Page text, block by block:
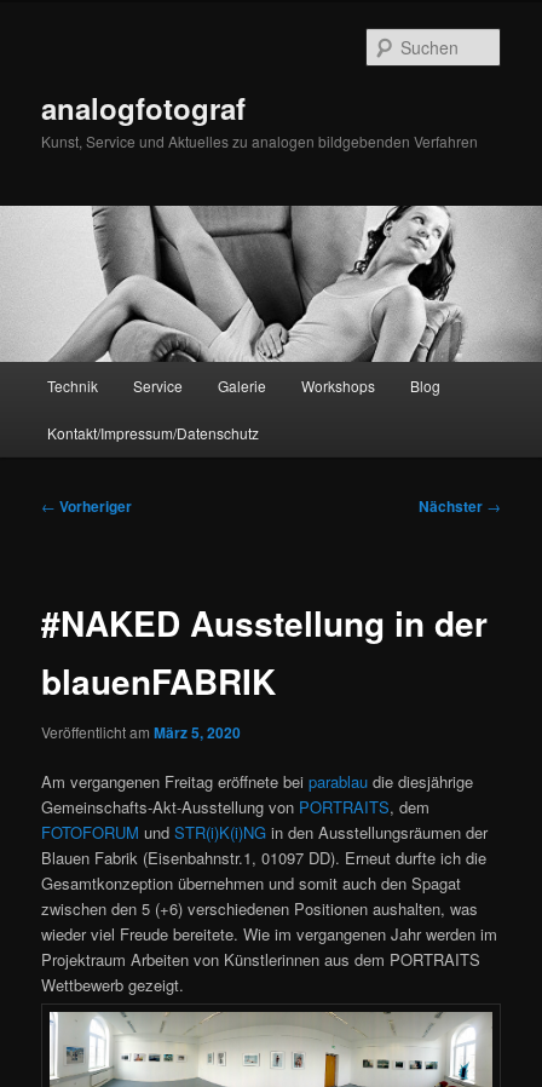
analogfotograf
Kunst, Service und Aktuelles zu analogen bildgebenden Verfahren
Technik Service Galerie Workshops Blog
Kontakt/Impressum/Datenschutz
Beitragsnavigation
← Vorheriger Nächster →
#NAKED Ausstellung in der
blauenFABRIK
Veröffentlicht amMärz 5, 2020
Am vergangenen Freitag eröffnete beiparablau die diesjährige
Gemeinschafts-Akt-Ausstellung von PORTRAITS, dem
FOTOFORUM undSTR(i)K(i)NG in den Ausstellungsräumen der
Blauen Fabrik (Eisenbahnstr.1, 01097 DD). Erneut durfte ich die
Gesamtkonzeption übernehmen und somit auch den Spagat
zwischen den 5 (+6) verschiedenen Positionen aushalten, was
wieder viel Freude bereitete. Wie im vergangenen Jahr werden im
Projektraum Arbeiten von Künstlerinnen aus dem PORTRAITS
Wettbewerb gezeigt.